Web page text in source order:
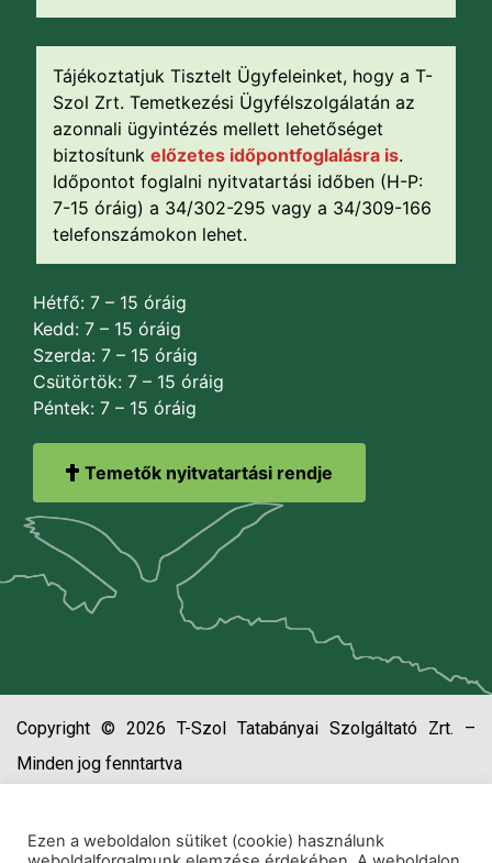
Tájékoztatjuk Tisztelt Ügyfeleinket, hogy a T-
Szol Zrt. Temetkezési Ügyfélszolgálatán az
azonnali ügyintézés mellett lehetőséget
biztosítunk előzetes időpontfoglalásra is.
Időpontot foglalni nyitvatartási időben (H-P:
7-15 óráig) a 34/302-295 vagy a 34/309-166
telefonszámokon lehet.
Hétfő: 7 – 15 óráig
Kedd: 7 – 15 óráig
Szerda: 7 – 15 óráig
Csütörtök: 7 – 15 óráig
Péntek: 7 – 15 óráig
Temetők nyitvatartási rendje
Copyright © 2026 T-Szol Tatabányai Szolgáltató Zrt. –
Minden jog fenntartva
Ezen a weboldalon sütiket (cookie) használunk